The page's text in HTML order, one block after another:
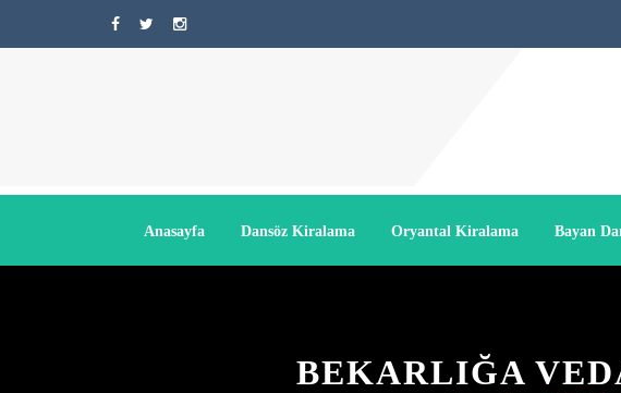
Anasayfa Dansöz Kiralama Oryantal Kiralama Bayan
BEKARLIĞA